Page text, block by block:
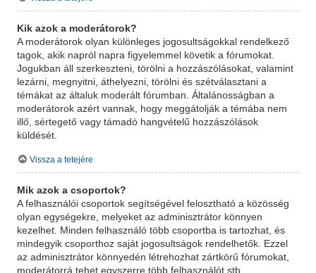
Kik azok a moderátorok?
A moderátorok olyan különleges jogosultságokkal rendelkező
tagok, akik napról napra figyelemmel követik a fórumokat.
Jogukban áll szerkeszteni, törölni a hozzászólásokat, valamint
lezárni, megnyitni, áthelyezni, törölni és szétválasztani a
témákat az általuk moderált fórumban. Általánosságban a
moderátorok azért vannak, hogy meggátolják a témába nem
illő, sértegető vagy támadó hangvételű hozzászólások
küldését.
Vissza a tetejére
Mik azok a csoportok?
A felhasználói csoportok segítségével felosztható a közösség
olyan egységekre, melyeket az adminisztrátor könnyen
kezelhet. Minden felhasználó több csoportba is tartozhat, és
mindegyik csoporthoz saját jogosultságok rendelhetők. Ezzel
az adminisztrátor könnyedén létrehozhat zártkörű fórumokat,
moderátorrá tehet egyszerre több felhasználót stb.